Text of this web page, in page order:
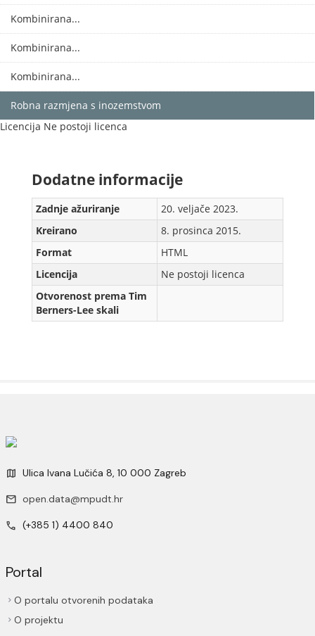
Kombinirana...
Kombinirana...
Kombinirana...
Robna razmjena s inozemstvom
Licencija Ne postoji licenca
Dodаtne informаcije
Zadnje аžurirаnje
20. veljače 2023.
Kreirаno
8. prosinca 2015.
Formаt
HTML
Licencija
Ne postoji licenca
Otvorenost prema Tim
Berners-Lee skali